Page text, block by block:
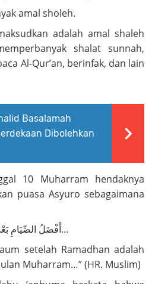
amal sholeh.
adalah amal shaleh
shalat sunnah,
Al-Qur’an, berinfak, dan lain
Basalamah
Dibolehkan
10 Muharram hendaknya
puasa Asyuro sebagaimana
أَفْضَلُ الصِّيَامِ بَعْدَ رَمَضَانَ شَهْرُ الله الْمُحَرَّمِ…
setelah Ramadhan adalah
Muharram…” (HR. Muslim)